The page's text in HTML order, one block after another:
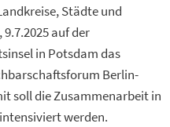
Städte und
auf der
in Potsdam das
Berlin-
soll die Zusammenarbeit in
werden.